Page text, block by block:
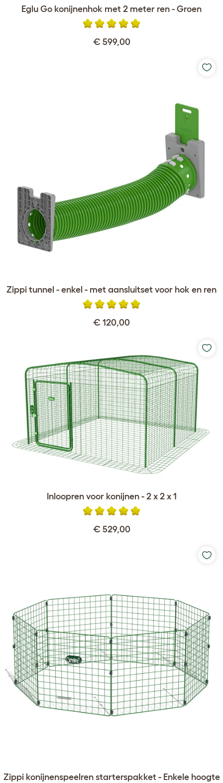
Eglu Go konijnenhok met 2 meter ren - Groen
€ 599,00
Zippi tunnel - enkel - met aansluitset voor hok en ren
€ 120,00
Inloopren voor konijnen - 2 x 2 x 1
€ 529,00
Zippi konijnenspeelren starterspakket - Enkele hoogte